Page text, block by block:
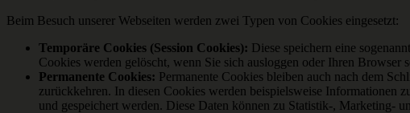
Beim Besuch unserer Webseiten werden zwei Typen von Cookies eingesetzt:
Temporäre Cookies (Session Cookies): Diese speichern eine
Cookies werden gelöscht, wenn Sie sich ausloggen oder Ihren Browser
Permanente Cookies: Permanente Cookies bleiben auch nach dem
zurückkehren. In diesen Cookies werden beispielsweise Informationen
und gespeichert werden. Diese Daten können zu Statistik-, Marketing-